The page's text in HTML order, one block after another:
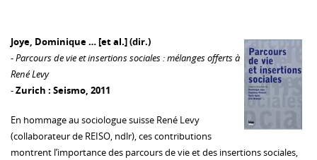
Joye, Dominique … [et al.] (dir.)
-Parcours de vie et insertions sociales : mélanges offerts à
René Levy
-Zurich : Seismo, 2011
En hommage au sociologue suisse René Levy
(collaborateur de REISO, ndlr), ces contributions
montrent l’importance des parcours de vie et des insertions sociales,